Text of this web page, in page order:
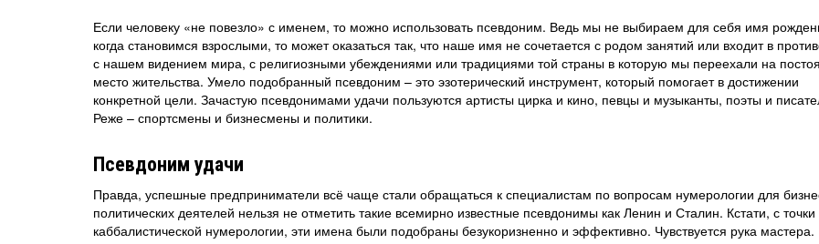
Если человеку «не повезло» с именем, то можно использовать псевдоним. Ведь мы не выбираем для себя имя
когда становимся взрослыми, то может оказаться так, что наше имя не сочетается с родом занятий или входит в
с нашем видением мира, с религиозными убеждениями или традициями той страны в которую мы переехали на
место жительства. Умело подобранный псевдоним – это эзотерический инструмент, который помогает в достижении
конкретной цели. Зачастую псевдонимами удачи пользуются артисты цирка и кино, певцы и музыканты, поэты и
Реже – спортсмены и бизнесмены и политики.
Псевдоним удачи
Правда, успешные предприниматели всё чаще стали обращаться к специалистам по вопросам нумерологии для
политических деятелей нельзя не отметить такие всемирно известные псевдонимы как Ленин и Сталин. Кстати, с точки
каббалистической нумерологии, эти имена были подобраны безукоризненно и эффективно. Чувствуется рука мастера.